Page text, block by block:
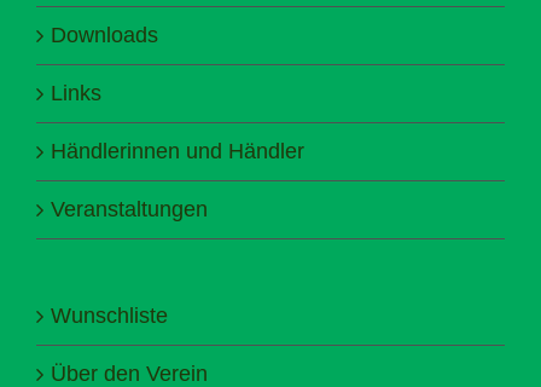
Downloads
Links
Händlerinnen und Händler
Veranstaltungen
Wunschliste
Über den Verein